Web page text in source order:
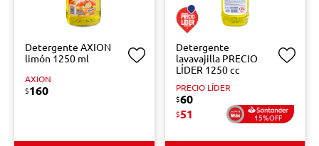
Detergente AXION
limón 1250 ml
AXION
$160
Detergente
lavavajilla PRECIO
LÍDER 1250 cc
PRECIO LÍDER
$60
$51 15%OFF